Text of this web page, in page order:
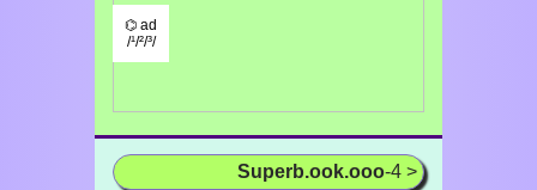
⌬ ad
/¹/²/³/
Superb.ook.ooo-4 >